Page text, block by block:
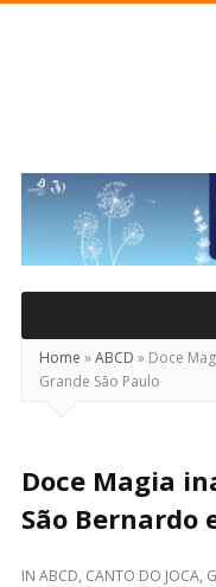
Real
Home »ABCD » Doce
Grande São Paulo
Doce Magia
São Bernardo
IN ABCD, CANTO DO JOCA,